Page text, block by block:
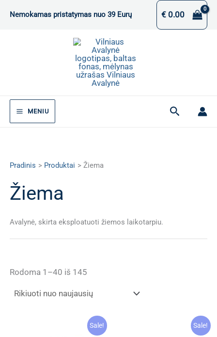
Nemokamas pristatymas nuo 39 Eurų €0.00
MENIU Paieška
Pradinis Produktai Žiema
Žiema
Avalynė, skirta eksploatuoti žiemos laikotarpiu.
Rodoma 1–40 iš 145
naujausią
Sale! Sale!